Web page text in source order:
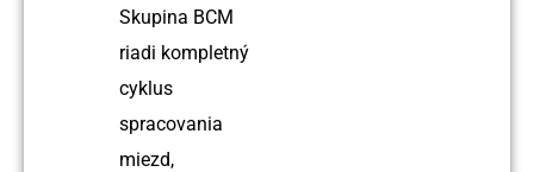
Skupina BCM
riadi kompletný
cyklus
spracovania
miezd,